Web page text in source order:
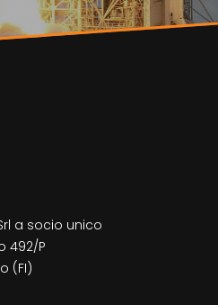
a socio unico
492/P
(FI)